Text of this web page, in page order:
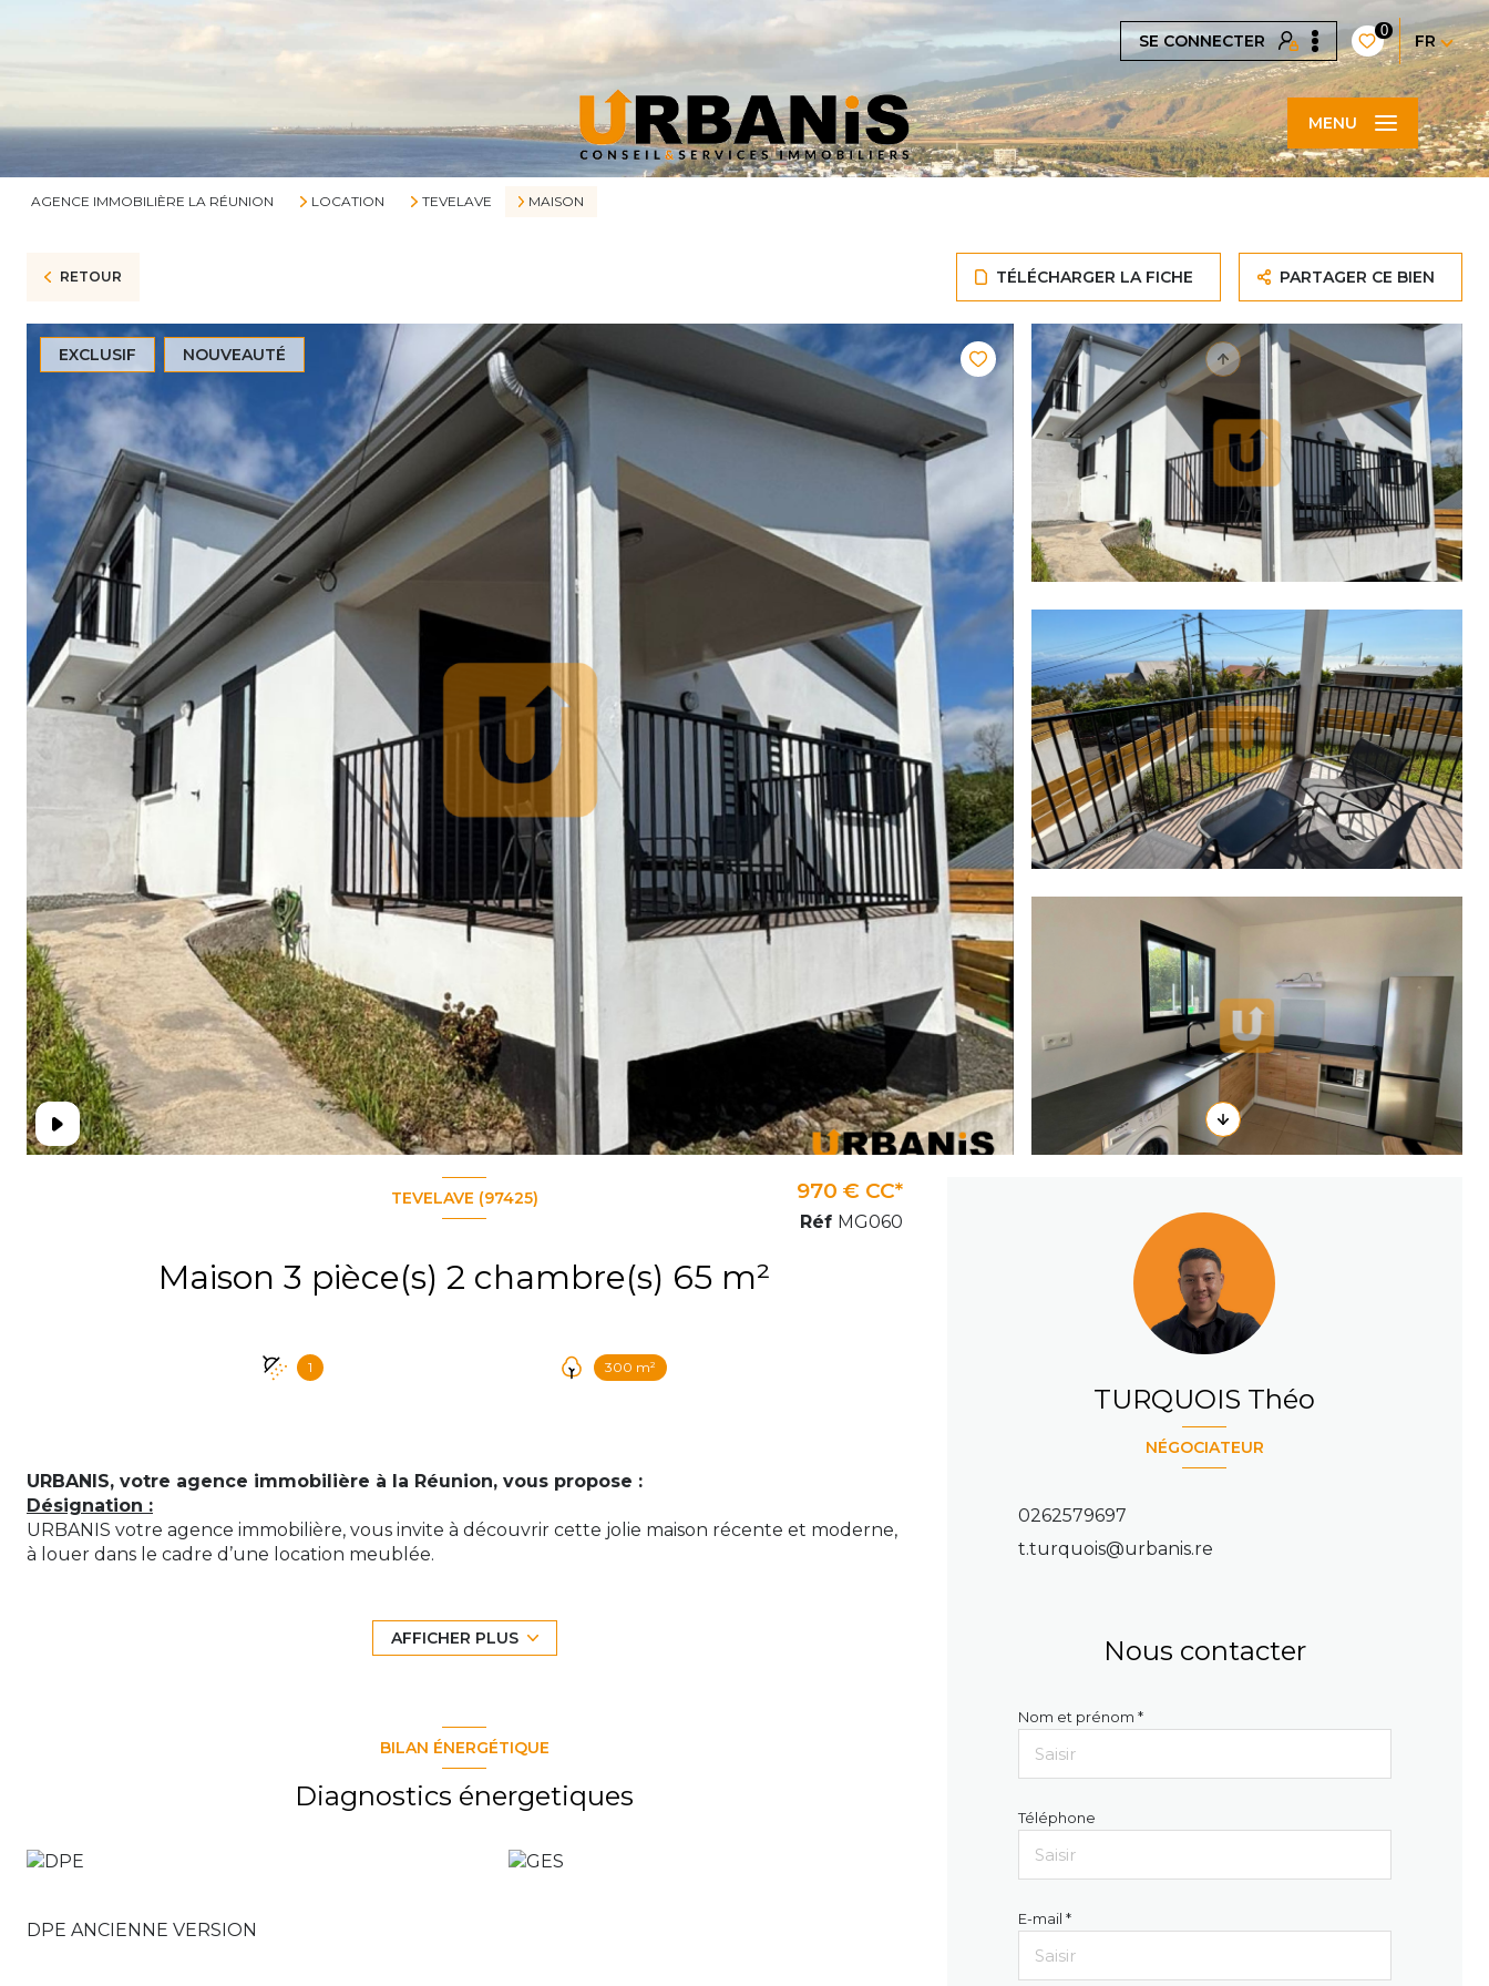
SE CONNECTER
0
FR
MENU
AGENCE IMMOBILIÈRE LA RÉUNION LOCATION TEVELAVE MAISON
RETOUR TÉLÉCHARGER LA FICHE PARTAGER CE BIEN
EXCLUSIF NOUVEAUTÉ
TEVELAVE (97425)
Maison 3 pièce(s) 2 chambre(s) 65 m²
1 300 m²
970 € CC*
Réf MG060
URBANIS, votre agence immobilière à la Réunion, vous propose :
Désignation :
URBANIS votre agence immobilière, vous invite à découvrir cette jolie maison récente et moderne,
à louer dans le cadre d’une location meublée.
Elle se compose d’une cuisine équipée ouverte sur le séjour/salle à manger assez spacieux
donnant sur une terrasse avec petit salon extérieur.
A l’extérieur, le bien dispose d’un espace jardin accompagnant l’allée permettant d’accéder à
l’entrée principale du bien. 2 à 3 places de parking.
Située au Tavelave (97425), à 7 minutes du centre-ville des Avirons ainsi qu’a 20 minutes des axes
principaux (échangeur Etang-salé).
Prix :
Loyer : 970,00 € (TEOM comprise, hors eau et électricité).
Honoraires de location, état des lieux, rédaction de bail : 845,00 € TTC
AFFICHER PLUS
BILAN ÉNERGÉTIQUE
Diagnostics énergetiques
DPE ANCIENNE VERSION
NÉGOCIATEUR
TURQUOIS Théo
0262579697
t.turquois@urbanis.re
Nous contacter
Nom et prénom *
Téléphone
E-mail *